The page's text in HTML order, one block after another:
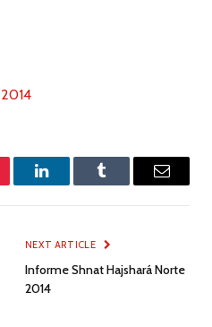
LinkedInTumblr Email
NEXT ARTICLE
Informe Shnat Hajshará Norte
2014